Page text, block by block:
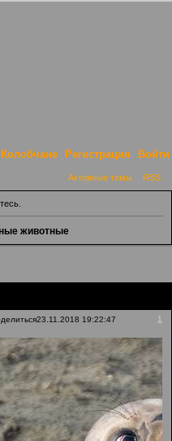
Колобчане Регистрация Войти
Активные темы RSS
.
животные
1
23.11.2018 19:22:47